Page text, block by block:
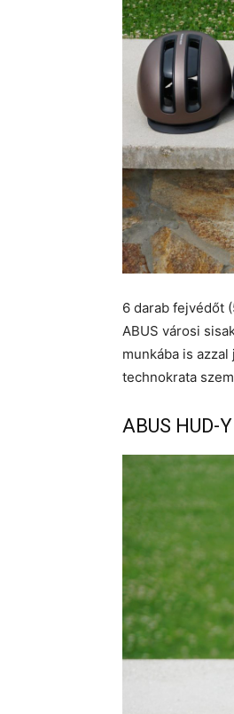
6 darab fejvédőt
ABUS városi
munkába is
technokrata
ABUS HUD-Y